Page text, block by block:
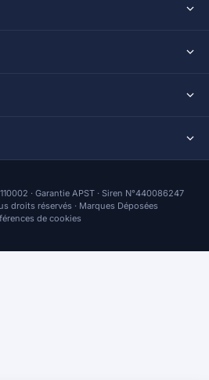
· Garantie APST · Siren N°440086247
droits réservés · Marques Déposées
de cookies